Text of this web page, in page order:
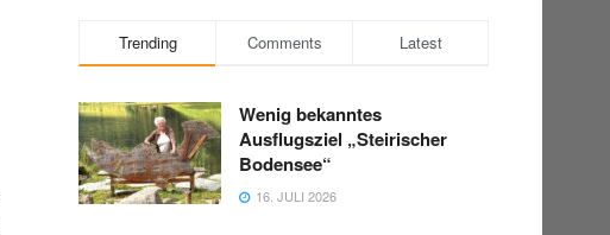
Trending Comments Latest
Wenig bekanntes
Ausflugsziel „Steirischer
Bodensee“
16. JULI 2026